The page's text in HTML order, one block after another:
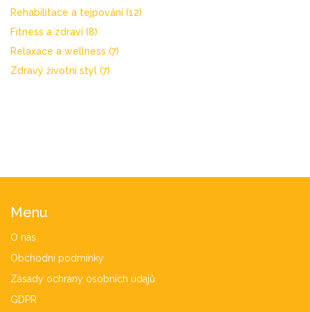
Rehabilitace a tejpování (12)
Fitness a zdraví (8)
Relaxace a wellness (7)
Zdravý životní styl (7)
Menu
O nás
Obchodní podmínky
Zásady ochrany osobních údajů
GDPR